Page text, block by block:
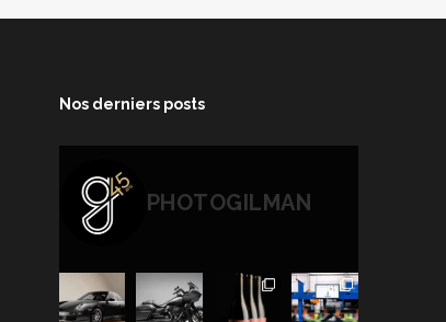
Nos derniers posts
PHOTOGILMAN